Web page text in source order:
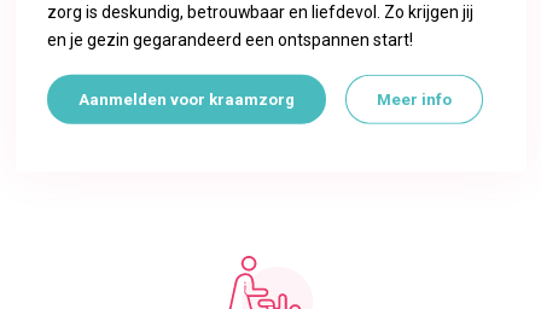
zorg is deskundig, betrouwbaar en liefdevol. Zo krijgen jij
en je gezin gegarandeerd een ontspannen start!
Aanmelden voor kraamzorg Meer info